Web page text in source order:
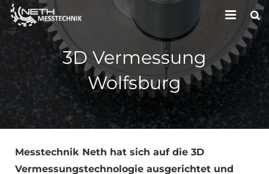
HOME
UNTERNEHMEN
LEISTUNGEN
KONTAKT
3D Vermessung
Wolfsburg
Messtechnik Neth hat sich auf die 3D
Vermessungstechnologie ausgerichtet und